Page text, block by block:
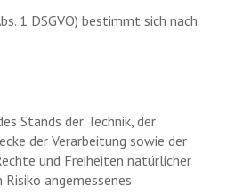
1 DSGVO) bestimmt sich nach
Stands der Technik, der
der Verarbeitung sowie der
und Freiheiten natürlicher
angemessenes